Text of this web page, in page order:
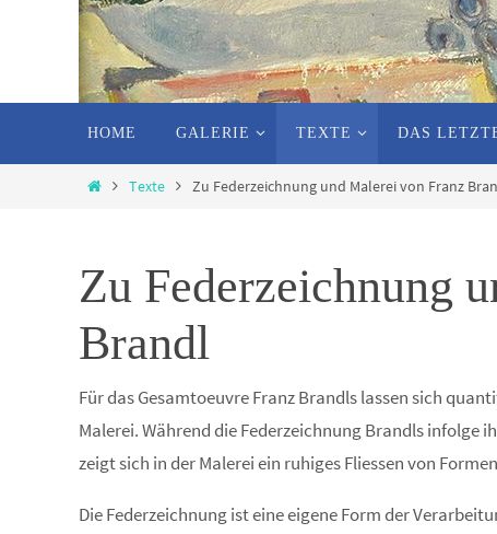
springen
HOME GALERIE TEXTE DAS
StartTexte Zu Federzeichnung und Malerei von Franz
Zu Federzeichnung
Brandl
Für das Gesamtoeuvre Franz Brandls lassen sich
Malerei. Während die Federzeichnung Brandls
zeigt sich in der Malerei ein ruhiges Fliessen von
Die Federzeichnung ist eine eigene Form der